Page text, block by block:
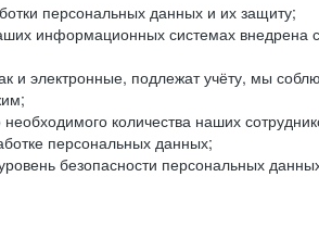
персональных данных и их защиту;
информационных системах внедрена
и электронные, подлежат учёту, мы
количества наших
персональных данных;
безопасности персональных